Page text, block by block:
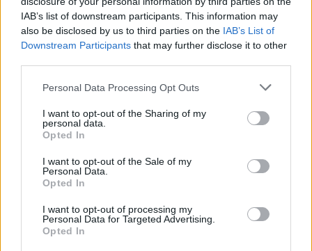
IAB’s list of downstream participants. This information may
also be disclosed by us to third parties on the IAB’s List of
Downstream Participants that may further disclose it to other
Please note that this website/app uses one or more Google
not limited to your visit or usage behaviour. You may click to
grant or deny consent to Google and its third-party tags to
use your data for below specified purposes in below Google
consent section.
Personal Data Processing Opt Outs
I want to opt-out of the Sharing of my
personal data.
Opted In
I want to opt-out of the Sale of my
Personal Data.
Opted In
I want to opt-out of processing my
Personal Data for Targeted Advertising.
Opted In
Porogi András
Rákosi karácsonyai
Porogi András
200 éves magyar karácsonyfa
Porogi András
„Asszonyunk, Szűz Mária…”
Porogi András